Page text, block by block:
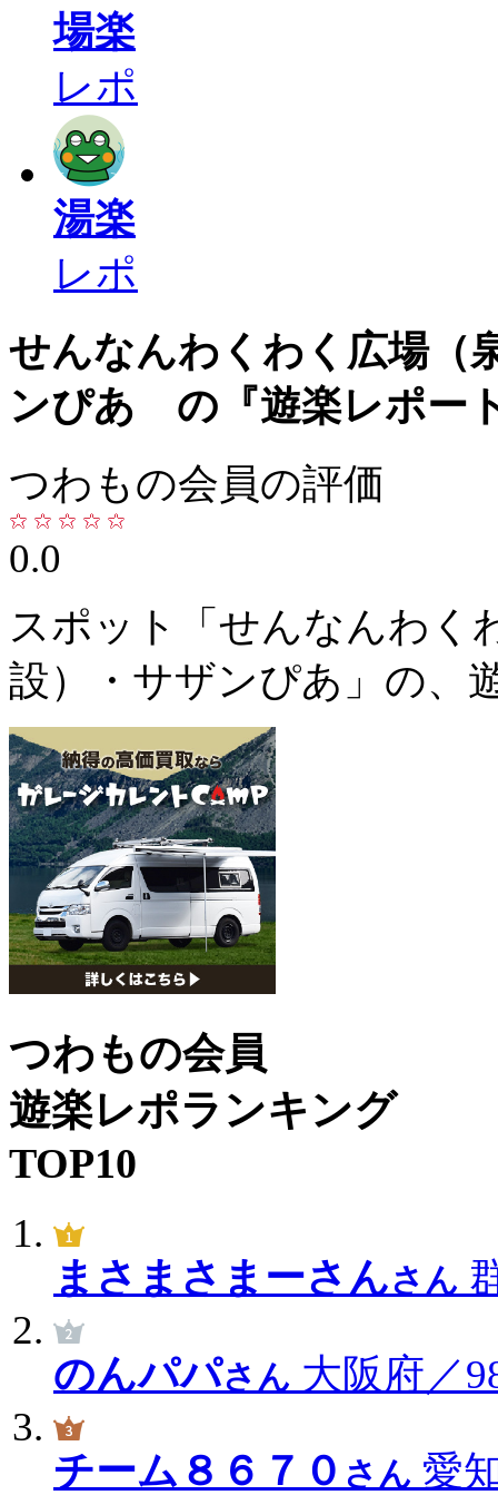
場楽
レポ
湯楽
レポ
せんなんわくわく広場（
ンぴあ の『遊楽レポー
つわもの会員の評価
0.0
スポット「せんなんわく
設）・サザンぴあ」の、
つわもの会員
遊楽レポランキング
TOP10
まさまさまーさんさん
のんパパさん 大阪府／
チーム８６７０ さん 愛